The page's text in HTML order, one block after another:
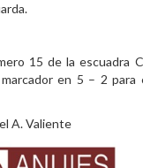
15 de la escuadra
en 5 – 2
A. Valiente